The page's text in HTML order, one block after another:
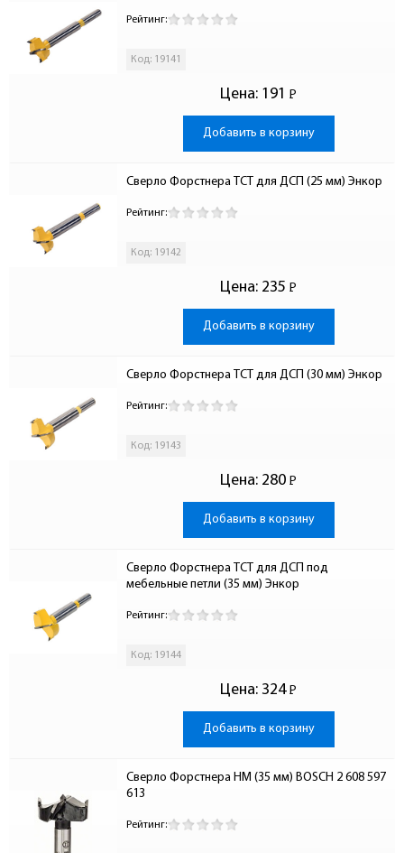
Рейтинг:
Код: 19141
Цена: 191 Р
-
Добавить в корзину
Сверло Форстнера ТСТ для ДСП (25 мм) Энкор
Рейтинг:
Код: 19142
Цена: 235 Р
-
Добавить в корзину
Сверло Форстнера ТСТ для ДСП (30 мм) Энкор
Рейтинг:
Код: 19143
Цена: 280 Р
-
Добавить в корзину
Сверло Форстнера ТСТ для ДСП под
мебельные петли (35 мм) Энкор
Рейтинг:
Код: 19144
Цена: 324 Р
-
Добавить в корзину
Сверло Форстнера HM (35 мм) BOSCH 2 608 597
613
Рейтинг: